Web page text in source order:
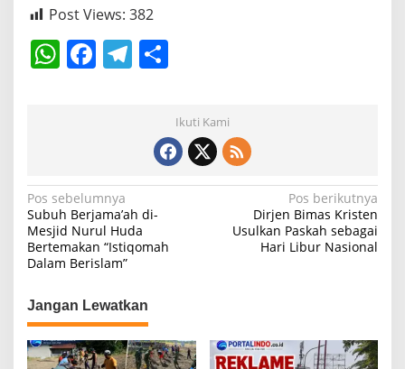
Post Views: 382
W
h
p
p
F
a
o
o
k
T
el
gr
m
ar
eIkuti Kami
N
a
v
g
a
s
Pos sebelumnya
Subuh Berjama’ah di-
Mesjid Nurul Huda
Bertemakan “Istiqomah
Dalam Berislam”
Pos berikutnya
Dirjen Bimas Kristen
Usulkan Paskah sebagai
Hari Libur Nasional
Jangan Lewatkan